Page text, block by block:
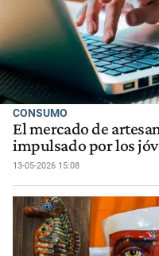
CONSUMO
El mercado de
impulsado por los
13-05-2026 15:08